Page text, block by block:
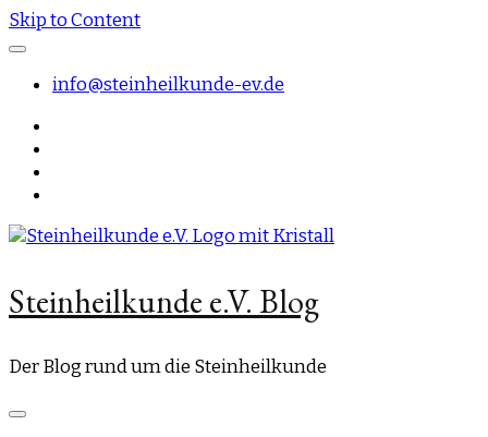
Skip to Content
info@steinheilkunde-ev.de
Steinheilkunde e.V. Blog
Der Blog rund um die Steinheilkunde